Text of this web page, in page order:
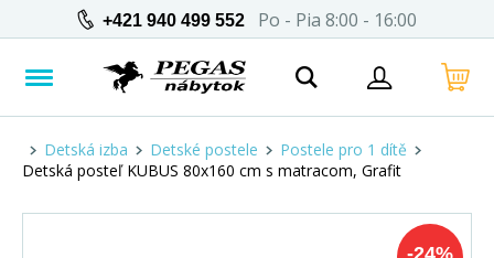
+421 940 499 552 Po - Pia 8:00 - 16:00
Detská izba Detské postele
Postele pro 1 dítě
Detská posteľ KUBUS 80x160 cm s matracom, Grafit
-24%